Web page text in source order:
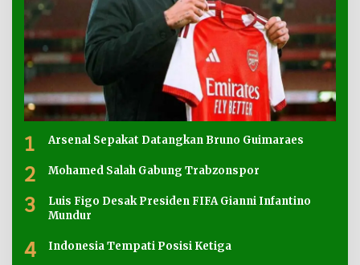
1 Arsenal Sepakat Datangkan Bruno Guimaraes
2 Mohamed Salah Gabung Trabzonspor
3
Luis Figo Desak Presiden FIFA Gianni Infantino
Mundur
4 Indonesia Tempati Posisi Ketiga